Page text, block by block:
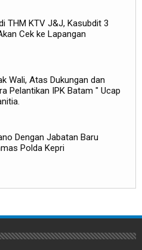
THM KTV J&J, Kasubdit 3
Cek ke Lapangan
Wali, Atas Dukungan dan
Pelantikan IPK Batam " Ucap
Dengan Jabatan Baru
Polda Kepri